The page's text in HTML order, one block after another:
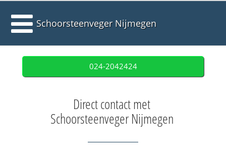
Schoorsteenveger Nijmegen
024-2042424
Direct contact met
Schoorsteenveger Nijmegen